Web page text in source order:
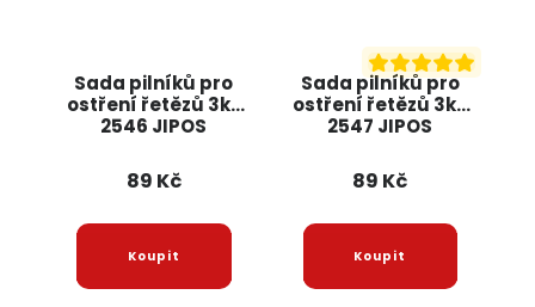
Sada pilníků pro
ostření řetězů 3ks
2546 JIPOS
89 Kč
Sada pilníků pro
ostření řetězů 3ks
2547 JIPOS
89 Kč